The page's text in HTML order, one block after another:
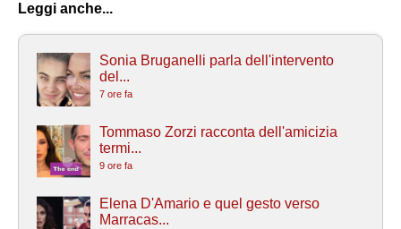
Leggi anche...
Sonia Bruganelli parla dell'intervento
del...
7 ore fa
Tommaso Zorzi racconta dell'amicizia
termi...
9 ore fa
Elena D'Amario e quel gesto verso
Marracas...